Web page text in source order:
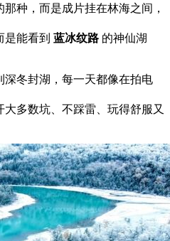
种，而是成片挂在林海之间，
能看到 蓝冰纹路 的神仙湖
冬封湖，每一天都像在拍电
多数坑、不踩雷、玩得舒服又